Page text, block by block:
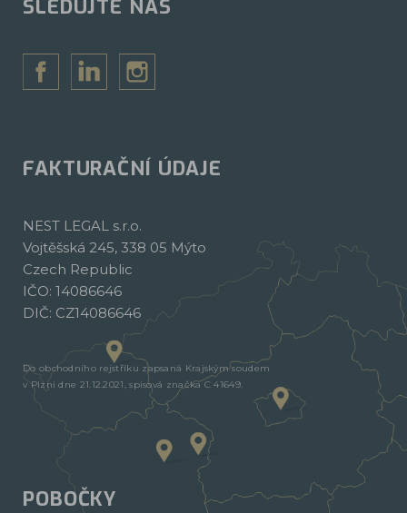
SLEDUJTE NÁS
FAKTURAČNÍ ÚDAJE
NEST LEGAL s.r.o.
Vojtěšská 245, 338 05 Mýto
Czech Republic
IČO: 14086646
DIČ: CZ14086646
Do obchodního rejstříku zapsaná Krajským soudem
v Plzni dne 21.12.2021, spisová značka C 41649.
POBOČKY